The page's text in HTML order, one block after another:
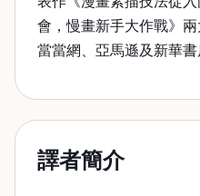
會，慢畫新手大作戰》
當當網、亞馬遜及新華書
譯者簡介